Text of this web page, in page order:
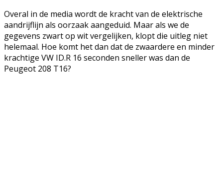
Overal in de media wordt de kracht van de elektrische
aandrijflijn als oorzaak aangeduid. Maar als we de
gegevens zwart op wit vergelijken, klopt die uitleg niet
helemaal. Hoe komt het dan dat de zwaardere en minder
krachtige VW ID.R 16 seconden sneller was dan de
Peugeot 208 T16?